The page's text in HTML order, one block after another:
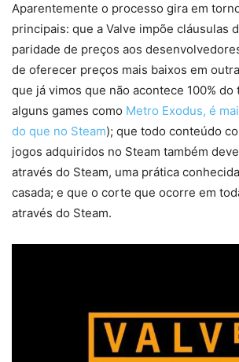
Aparentemente o processo gira em
principais: que a Valve impõe cláusulas
paridade de preços aos
de oferecer preços mais baixos em
que já vimos que não acontece 100% do
alguns games como Metro Exodus, é
do que no Steam); que todo conteúdo
jogos adquiridos no Steam também
através do Steam, uma prática
casada; e que o corte que ocorre em
através do Steam.